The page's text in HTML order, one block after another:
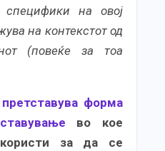
на овој
на контекстот од
(повеќе за тоа
форма
во кое
користи за да се